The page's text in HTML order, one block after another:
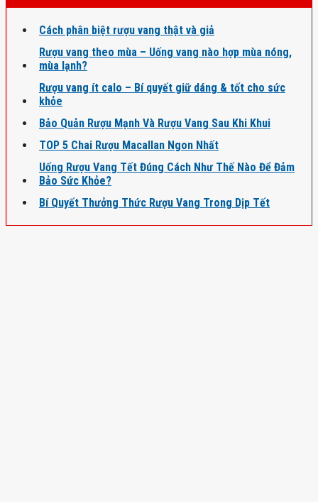
Cách phân biệt rượu vang thật và giả
Rượu vang theo mùa – Uống vang nào hợp mùa nóng,
mùa lạnh?
Rượu vang ít calo – Bí quyết giữ dáng & tốt cho sức
khỏe
Bảo Quản Rượu Mạnh Và Rượu Vang Sau Khi Khui
TOP 5 Chai Rượu Macallan Ngon Nhất
Uống Rượu Vang Tết Đúng Cách Như Thế Nào Để Đảm
Bảo Sức Khỏe?
Bí Quyết Thưởng Thức Rượu Vang Trong Dịp Tết